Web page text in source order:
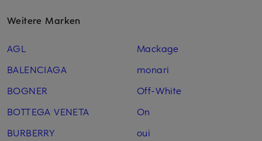
Weitere Marken
AGL
BALENCIAGA
BOGNER
BOTTEGA VENETA
BURBERRY
Mackage
monari
Off-White
On
oui